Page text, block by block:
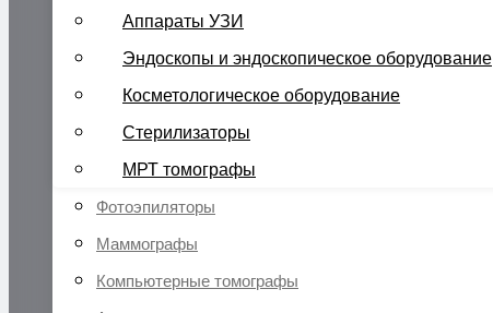
Аппараты УЗИ
Эндоскопы и эндоскопическое оборудование
Косметологическое оборудование
Стерилизаторы
МРТ томографы
Фотоэпиляторы
Маммографы
Компьютерные томографы